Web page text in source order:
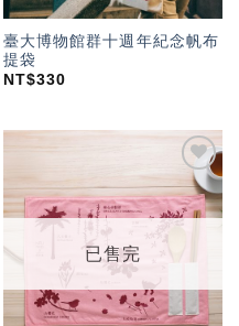
臺大博物館群十週年紀念帆布
提袋
NT$330
加入
「願
望輕
已售完